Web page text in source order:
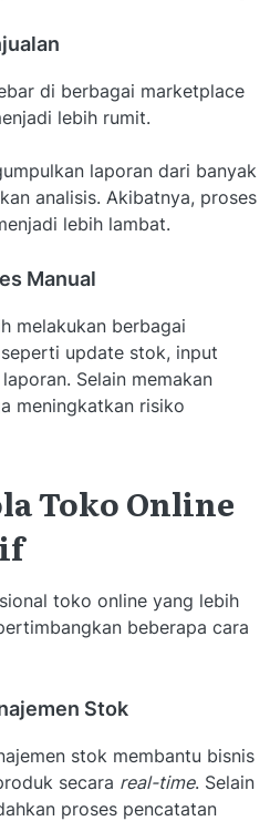
di berbagai marketplace
lebih rumit.
laporan dari banyak
analisis. Akibatnya, proses
lebih lambat.
Manual
melakukan berbagai
update stok, input
Selain memakan
meningkatkan risiko
Toko Online
toko online yang lebih
beberapa cara
Stok
stok membantu bisnis
secara real-time. Selain
proses pencatatan